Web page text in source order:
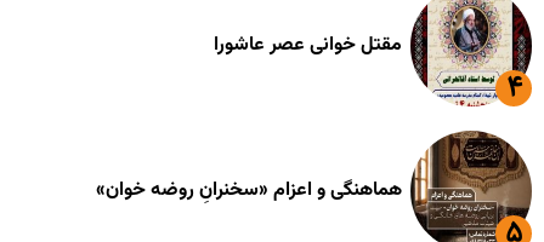
مقتل خوانی عصر عاشورا
هماهنگی و اعزام «سخنرانِ روضه خوان»